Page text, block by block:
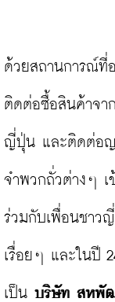
ด้วยสถานการณ์ที่
ติดต่อซื้อสินค้าจา
ญี่ปุ่น และติดต่อญ
จำพวกถั่วต่างๆ
ร่วมกับเพื่อนชาว
เรื่อยๆ และในปี
เป็น บริษัท สหพั